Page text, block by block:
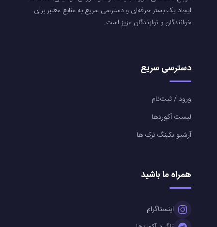
ایجاد یک بستر حرفه‌ای و دسترسی سریع به منابع معتبر برای
خوانندگان و نوازندگان عزیز است.
دسترسی سریع
ورود / ثبت‌نام
لیست آکوردها
آرشیو بکینگ ترک ها
همراه ما باشید
اینستاگرام